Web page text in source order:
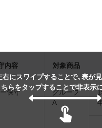
右にスワイプすることで、表が見
らをタップすることで非表示
内容 対象商品
保守
グループ
A